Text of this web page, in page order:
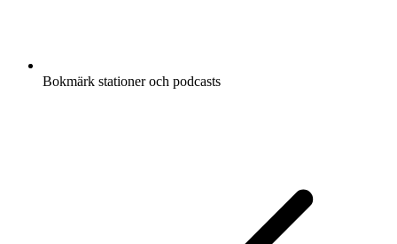
Bokmärk stationer och podcasts